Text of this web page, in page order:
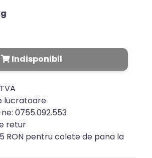
Indisponibil
lucratoare
0755.092.553
retur
RON pentru colete de pana la